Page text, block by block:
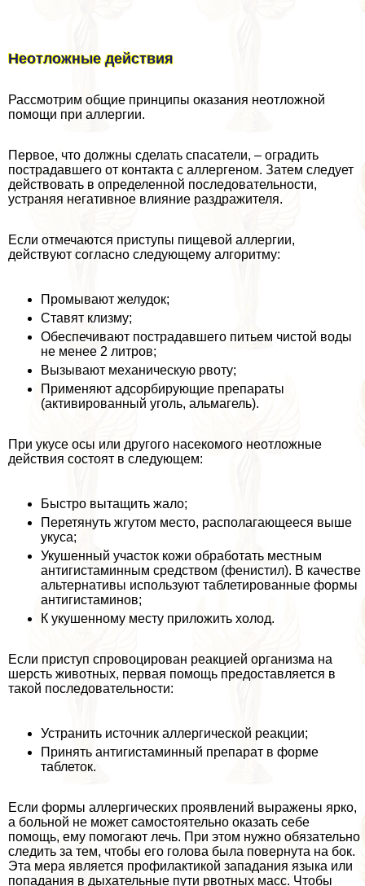
Неотложные действия
Рассмотрим общие принципы оказания неотложной
помощи при аллергии.
Первое, что должны сделать спасатели, – оградить
пострадавшего от контакта с аллергеном. Затем следует
действовать в определенной последовательности,
устраняя негативное влияние раздражителя.
Если отмечаются приступы пищевой аллергии,
действуют согласно следующему алгоритму:
Промывают желудок;
Ставят клизму;
Обеспечивают пострадавшего питьем чистой воды
не менее 2 литров;
Вызывают механическую рвоту;
Применяют адсорбирующие препараты
(активированный уголь, альмагель).
При укусе осы или другого насекомого неотложные
действия состоят в следующем:
Быстро вытащить жало;
Перетянуть жгутом место, располагающееся выше
укуса;
Укушенный участок кожи обработать местным
антигистаминным средством (фенистил). В качестве
альтернативы используют таблетированные формы
антигистаминов;
К укушенному месту приложить холод.
Если приступ спровоцирован реакцией организма на
шерсть животных, первая помощь предоставляется в
такой последовательности:
Устранить источник аллергической реакции;
Принять антигистаминный препарат в форме
таблеток.
Если формы аллергических проявлений выражены ярко,
а больной не может самостоятельно оказать себе
помощь, ему помогают лечь. При этом нужно обязательно
следить за тем, чтобы его голова была повернута на бок.
Эта мера является профилактикой западания языка или
попадания в дыхательные пути рвотных масс. Чтобы